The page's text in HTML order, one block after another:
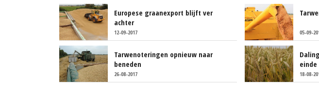
Europese graanexport blijft ver
achter
12-09-2017 05-09-
Tarwenoteringen opnieuw naar
beneden
26-08-2017
einde
18-08-